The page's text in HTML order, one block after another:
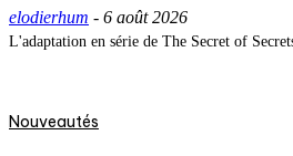
elodierhum - 6 août 2026
L'adaptation en série de The Secret of
Nouveautés